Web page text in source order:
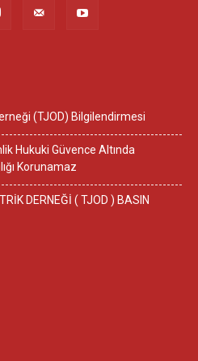
(TJOD) Bilgilendirmesi
Hukuki Güvence Altında
Korunamaz
DERNEĞİ ( TJOD ) BASIN